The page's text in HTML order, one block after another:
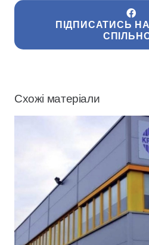
ПІДПИСАТИСЬ НА
Схожі матеріали